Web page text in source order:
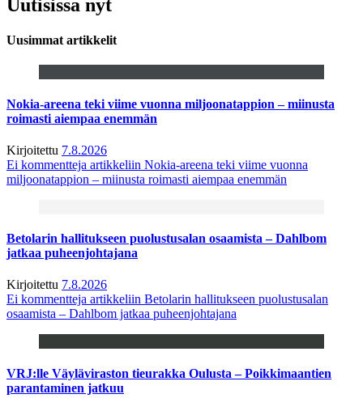
Uutisissa nyt
Uusimmat artikkelit
Nokia-areena teki viime vuonna miljoonatappion – miinusta
roimasti aiempaa enemmän
Kirjoitettu 7.8.2026
Ei kommentteja artikkeliin Nokia-areena teki viime vuonna
miljoonatappion – miinusta roimasti aiempaa enemmän
Betolarin hallitukseen puolustusalan osaamista – Dahlbom
jatkaa puheenjohtajana
Kirjoitettu 7.8.2026
Ei kommentteja artikkeliin Betolarin hallitukseen puolustusalan
osaamista – Dahlbom jatkaa puheenjohtajana
VRJ:lle Väyläviraston tieurakka Oulusta – Poikkimaantien
parantaminen jatkuu